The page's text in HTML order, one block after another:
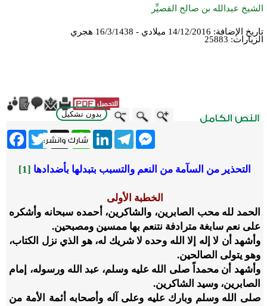
الشيخ عبدالله بن صالح القصيِّر
تاريخ الإضافة: 14/12/2016 ميلادي - 16/3/1438 هجري
الزيارات: 25883
بدون تشكيل
Twitter X
WhatsApp
LinkedInTelegram
Messenger
التحذير من السآمة من النعم والتسبب بتبدلها بأضدادها [1]
الخطبة الأولى
الحمد لله محب الصابرين، والشاكرين، أحمده سبحانه وأشكره
على نعم سابغة مترادفة نتنعم بها ممسين ومصبحين.
وأشهد أن لا إله إلا الله وحده لا شريك له، هو الذي نزل الكتاب،
وهو يتولى الصالحين.
وأشهد أن محمداً صلى الله عليه وسلم، عبد الله ورسوله، إمام
الصابرين، وسيد الشاكرين.
صلى الله وسلم وبارك عليه وعلى آله وأصحابه أئمة الأمة من